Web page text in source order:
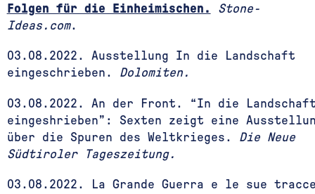
Folgen für die Einheimischen.
Stone-
Ideas.com.
03.08.2022. Ausstellung In die Landschaft
eingeschrieben.
Dolomiten.
03.08.2022. An der Front. “In die
eingeshrieben”: Sexten zeigt eine
über die Spuren des Weltkrieges.
Die Neue
Südtiroler Tageszeitung.
03.08.2022. La Grande Guerra e le sue